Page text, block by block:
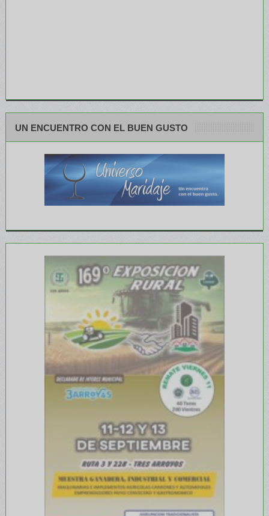
UN ENCUENTRO CON EL BUEN GUSTO